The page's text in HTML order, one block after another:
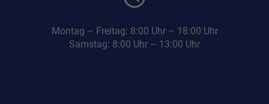
Montag – Freitag: 8:00 Uhr – 18:00 Uhr
Samstag: 8:00 Uhr – 13:00 Uhr